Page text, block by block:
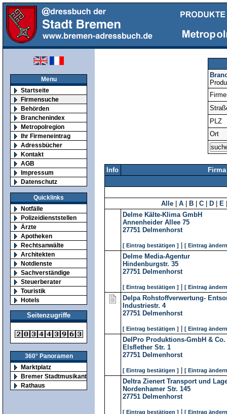
Menu
Startseite
Firmensuche
Behörden
Branchenindex
Metropolregion
Ihr Firmeneintrag
Adressbücher
Kontakt
AGB
Impressum
Datenschutz
Quicklinks
Notfälle
Polizeidienststellen
Ärzte
Apotheken
Rechtsanwälte
Architekten
Notdienste
Sachverständige
Steuerberater
Touristik
Hotels
Seitenzugriffe
360° Panoramen
Marktplatz
Bremer Stadtmusikanten
Rathaus
PLZ
Ort
Info Firma
Alle A B C D E
Delme Kälte-Klima GmbH
Annenheider Allee 75
27751 Delmenhorst
[ Eintrag bestätigen ] [ Eintrag
Delme Media-Agentur
Hindenburgstr. 35
27751 Delmenhorst
[ Eintrag bestätigen ] [ Eintrag
Delpa Rohstoffverwertung-
Industriestr. 4
27751 Delmenhorst
[ Eintrag bestätigen ] [ Eintrag
DelPro Produktions-GmbH & Co.
Elsflether Str. 1
27751 Delmenhorst
[ Eintrag bestätigen ] [ Eintrag
Deltra Zienert Transport und
Nordenhamer Str. 145
27751 Delmenhorst
[ Eintrag bestätigen ] [ Eintrag